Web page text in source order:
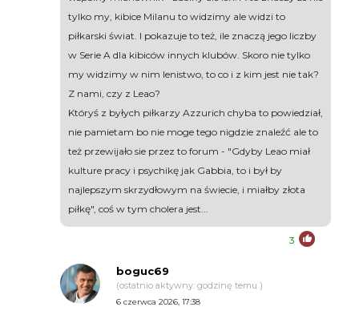
tylko my, kibice Milanu to widzimy ale widzi to
piłkarski świat. I pokazuje to też, ile znaczą jego liczby
w Serie A dla kibiców innych klubów. Skoro nie tylko
my widzimy w nim lenistwo, to co i z kim jest nie tak?
Z nami, czy z Leao?
Któryś z byłych piłkarzy Azzurich chyba to powiedział,
nie pamietam bo nie moge tego nigdzie znaleźć ale to
też przewijało sie przez to forum - "Gdyby Leao miał
kulture pracy i psychikę jak Gabbia, to i był by
najlepszym skrzydłowym na świecie, i miałby złota
piłkę", coś w tym cholera jest...
3
boguc69
(ostatnio aktywny: godzinę temu )
6 czerwca 2026, 17:38